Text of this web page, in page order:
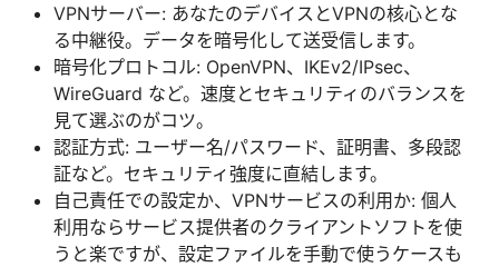
VPNサーバー: あなたのデバイスとVPNの核心とな
る中継役。データを暗号化して送受信します。
暗号化プロトコル: OpenVPN、IKEv2/IPsec、
WireGuard など。速度とセキュリティのバランスを
見て選ぶのがコツ。
認証方式: ユーザー名/パスワード、証明書、多段認
証など。セキュリティ強度に直結します。
自己責任での設定か、VPNサービスの利用か: 個人
利用ならサービス提供者のクライアントソフトを使
うと楽ですが、設定ファイルを手動で使うケースも